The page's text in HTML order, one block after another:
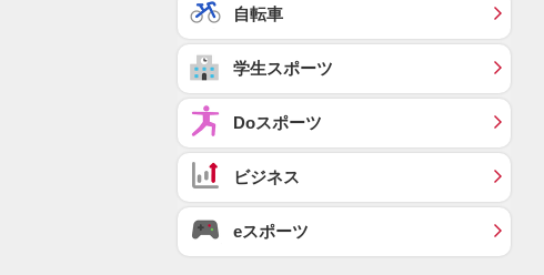
自転車
学生スポーツ
Doスポーツ
ビジネス
eスポーツ